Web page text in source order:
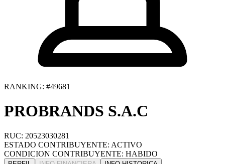
RANKING: #49681
PROBRANDS S.A.C
RUC: 20523030281
ESTADO CONTRIBUYENTE: ACTIVO
CONDICION CONTRIBUYENTE: HABIDO